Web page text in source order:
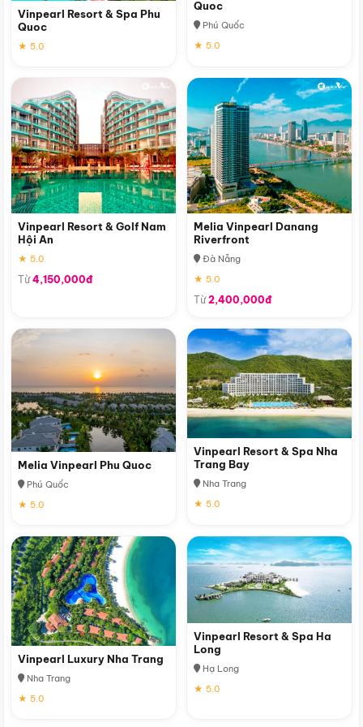
Vinpearl Resort & Spa Phu
Quoc
★ 5.0
Quoc
Phú Quốc
★ 5.0
Vinpearl Resort & Golf Nam
Hội An
★ 5.0
Từ4,150,000đ
Melia Vinpearl Danang
Riverfront
Đà Nẵng
★ 5.0
Từ2,400,000đ
Melia Vinpearl Phu Quoc
Phú Quốc
★ 5.0
Vinpearl Resort & Spa Nha
Trang Bay
Nha Trang
★ 5.0
Vinpearl Luxury Nha Trang
Nha Trang
★ 5.0
Vinpearl Resort & Spa Ha
Long
Hạ Long
★ 5.0